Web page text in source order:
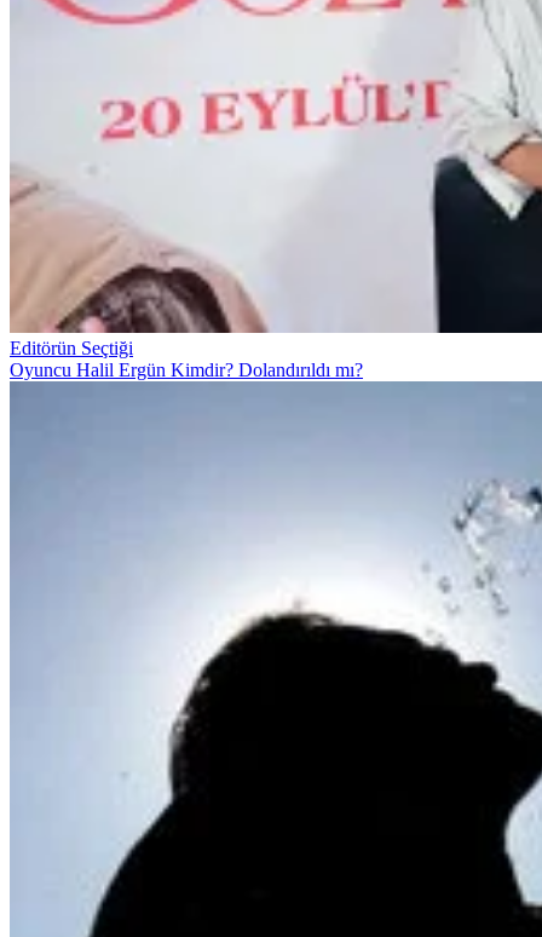
Editörün Seçtiği
Oyuncu Halil Ergün Kimdir? Dolandırıldı mı?